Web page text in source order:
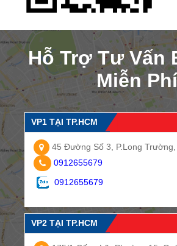
Hỗ Trợ Tư Vấn
Miễn Phí
VP1 TẠI TP.HCM
45 Đường Số 3, P.Long
0912655679
0912655679
VP2 TẠI TP.HCM